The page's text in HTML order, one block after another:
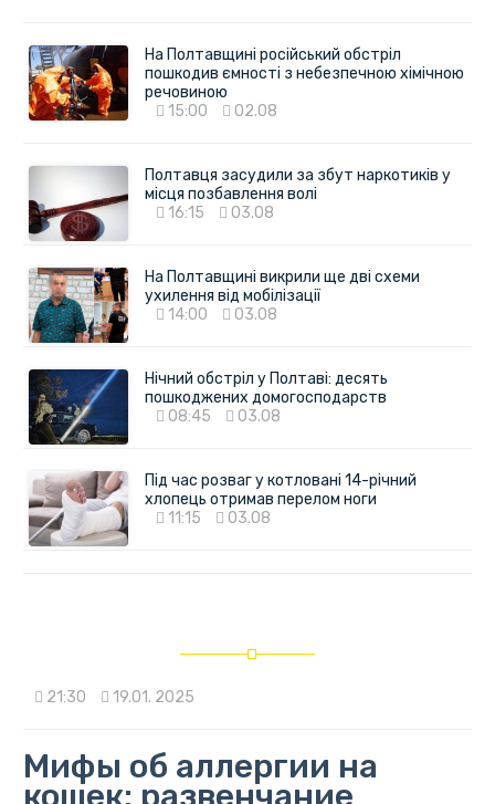
На Полтавщині російський обстріл
пошкодив ємності з небезпечною хімічною
речовиною
15:00
02.08
Полтавця засудили за збут наркотиків у
місця позбавлення волі
16:15
03.08
На Полтавщині викрили ще дві схеми
ухилення від мобілізації
14:00
03.08
Нічний обстріл у Полтаві: десять
пошкоджених домогосподарств
08:45
03.08
Під час розваг у котловані 14-річний
хлопець отримав перелом ноги
11:15
03.08
21:30 19.01. 2025
Мифы об аллергии на